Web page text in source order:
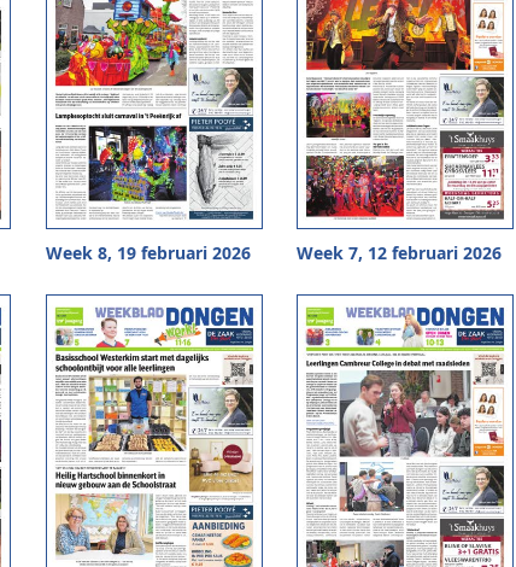
Week 8, 19 februari 2026 Week 7, 12 februari 2026